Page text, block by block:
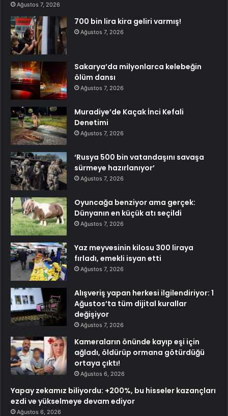
Ağustos 7, 2026
700 bin lira kira geliri varmış!
Ağustos 7, 2026
Sakarya’da milyonlarca kelebeğin
ölüm dansı
Ağustos 7, 2026
Muradiye’de Kaçak İnci Kefali
Denetimi
Ağustos 7, 2026
‘Rusya 500 bin vatandaşını savaşa
sürmeye hazırlanıyor’
Ağustos 7, 2026
Oyuncağa benziyor ama gerçek:
Dünyanın en küçük atı seçildi
Ağustos 7, 2026
Yaz meyvesinin kilosu 300 liraya
fırladı, emekli isyan etti
Ağustos 7, 2026
Alışveriş yapan herkesi ilgilendiriyor: 1
Ağustos’ta tüm dijital kurallar
değişiyor
Ağustos 7, 2026
Kameraların önünde kayıp eşi için
ağladı, öldürüp ormana götürdüğü
ortaya çıktı!
Ağustos 6, 2026
Yapay zekamız biliyordu: +200%, bu hisseler kazançları
ezdi ve yükselmeye devam ediyor
Ağustos 6, 2026